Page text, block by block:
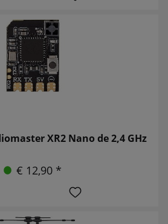
XR2 Nano de 2,4 GHz
€ 12,90 *